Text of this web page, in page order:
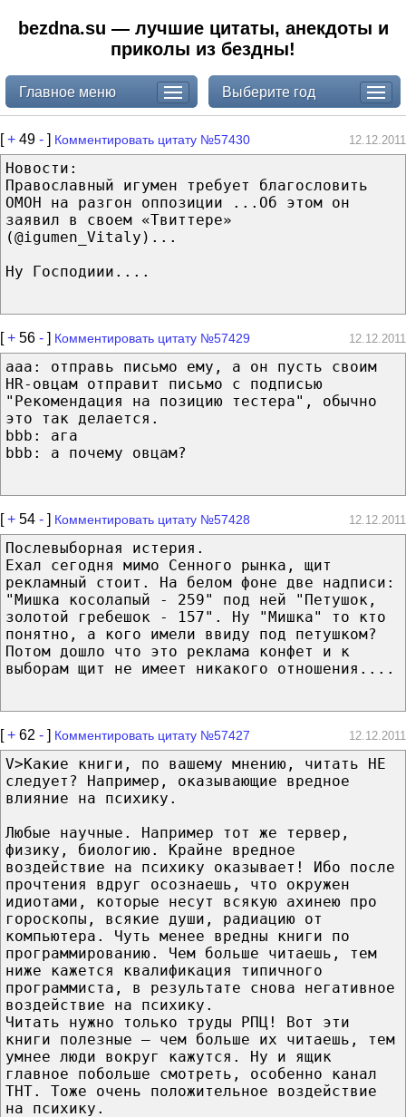
bezdna.su — лучшие цитаты, анекдоты и
приколы из бездны!
Главное меню Выберите год
[+ 49 - ] Комментировать цитату №57430 12.12.2011
Новости:
Православный игумен требует благословить
ОМОН на разгон оппозиции ...Об этом он
заявил в своем «Твиттере»
(@igumen_Vitaly)...
Ну Господиии....
[+ 56 - ] Комментировать цитату №57429 12.12.2011
aaa: отправь письмо ему, а он пусть своим
HR-овцам отправит письмо с подписью
"Рекомендация на позицию тестера", обычно
это так делается.
bbb: ага
bbb: а почему овцам?
[+ 54 - ] Комментировать цитату №57428 12.12.2011
Послевыборная истерия.
Ехал сегодня мимо Сенного рынка, щит
рекламный стоит. На белом фоне две надписи:
"Мишка косолапый - 259" под ней "Петушок,
золотой гребешок - 157". Ну "Мишка" то кто
понятно, а кого имели ввиду под петушком?
Потом дошло что это реклама конфет и к
выборам щит не имеет никакого отношения....
[+ 62 - ] Комментировать цитату №57427 12.12.2011
V>Какие книги, по вашему мнению, читать НЕ
следует? Например, оказывающие вредное
влияние на психику.
Любые научные. Например тот же тервер,
физику, биологию. Крайне вредное
воздействие на психику оказывает! Ибо после
прочтения вдруг осознаешь, что окружен
идиотами, которые несут всякую ахинею про
гороскопы, всякие души, радиацию от
компьютера. Чуть менее вредны книги по
программированию. Чем больше читаешь, тем
ниже кажется квалификация типичного
программиста, в результате снова негативное
воздействие на психику.
Читать нужно только труды РПЦ! Вот эти
книги полезные — чем больше их читаешь, тем
умнее люди вокруг кажутся. Ну и ящик
главное побольше смотреть, особенно канал
ТНТ. Тоже очень положительное воздействие
на психику.